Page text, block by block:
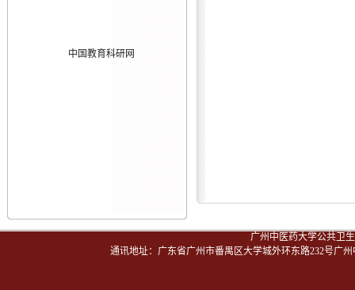
中国教育科研网
广州中医药大学公共卫
通讯地址：广东省广州市番禺区大学城外环东路232号